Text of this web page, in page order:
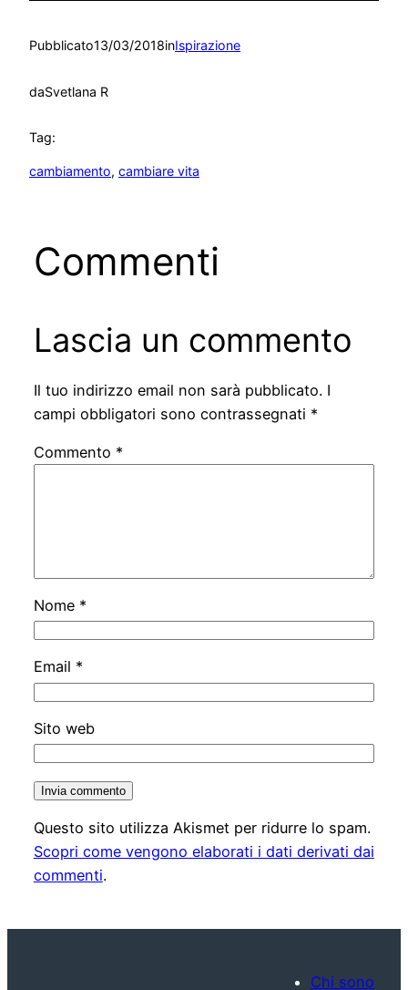
Pubblicato13/03/2018inIspirazione
daSvetlana R
Tag:
cambiamento, cambiare vita
Commenti
Lascia un commento
Il tuo indirizzo email non sarà pubblicato. I
campi obbligatori sono contrassegnati *
Commento *
Nome *
Email *
Sito web
Questo sito utilizza Akismet per ridurre lo spam.
Scopri come vengono elaborati i dati derivati dai
commenti.
Chi sono